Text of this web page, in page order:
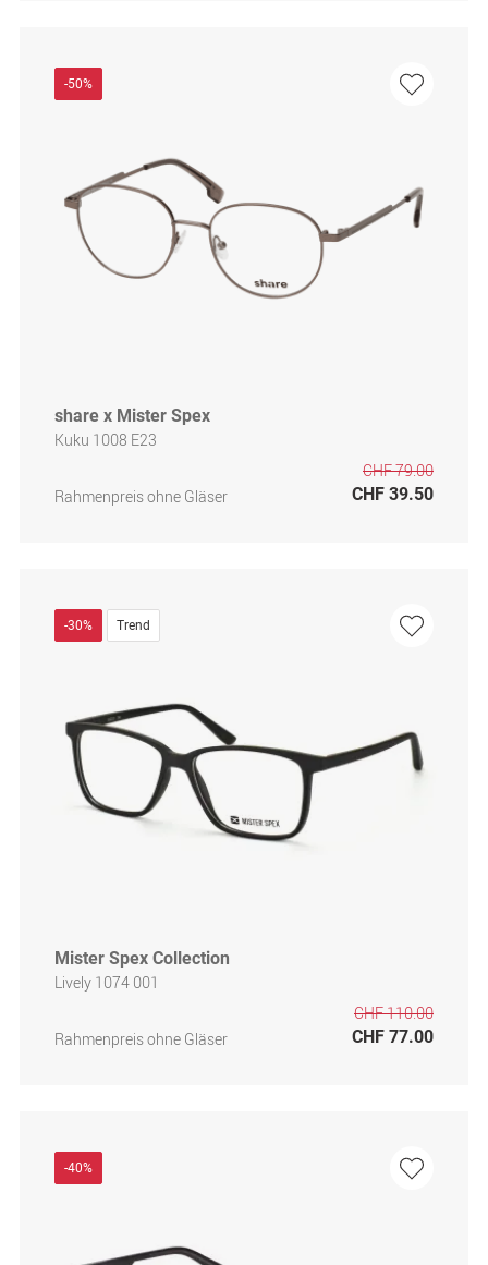
-50%
share x Mister Spex
Kuku 1008 E23
Rahmenpreis ohne Gläser
CHF 79.00
CHF 39.50
-30% Trend
Mister Spex Collection
Lively 1074 001
Rahmenpreis ohne Gläser
CHF 110.00
CHF 77.00
-40%